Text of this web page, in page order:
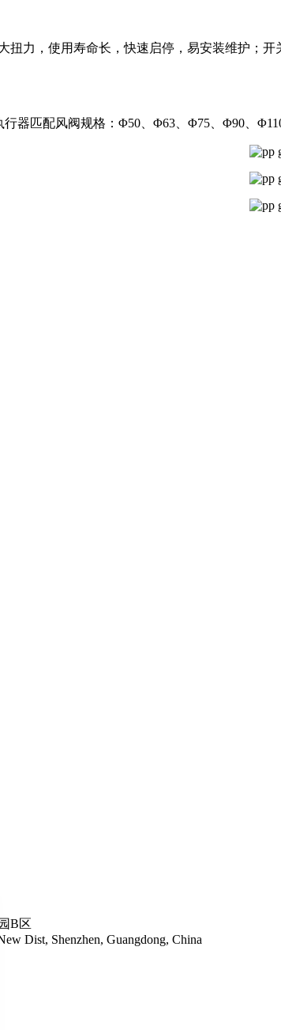
扭力，使用寿命长，快速启停，易安装维护；
行器匹配风阀规格：Φ50、Φ63、Φ75、Φ90、
B区
Dist, Shenzhen, Guangdong, China